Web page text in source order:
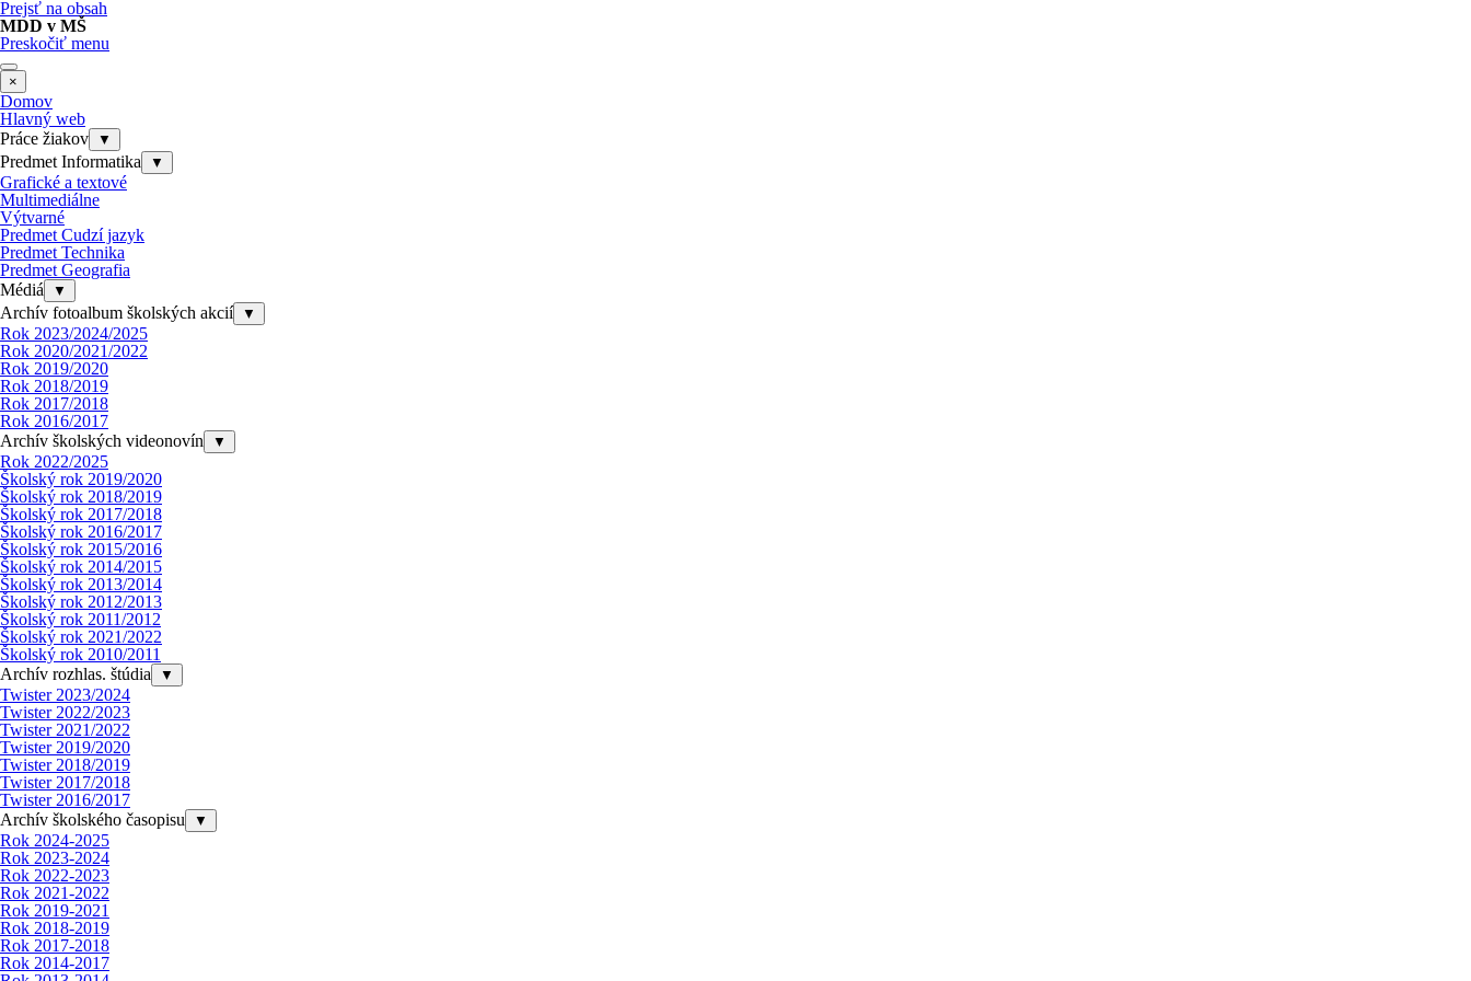
Prejsť na obsah
MDD v MŠ
Preskočiť menu
×
Domov
Hlavný web
Práce žiakov
▼
Predmet Informatika ▼
Grafické a textové
Multimediálne
Výtvarné
Predmet Cudzí jazyk
Predmet Technika
Predmet Geografia
Médiá
▼
Archív fotoalbum školských akcií ▼
Rok 2023/2024/2025
Rok 2020/2021/2022
Rok 2019/2020
Rok 2018/2019
Rok 2017/2018
Rok 2016/2017
Archív školských videonovín
▼
Rok 2022/2025
Školský rok 2019/2020
Školský rok 2018/2019
Školský rok 2017/2018
Školský rok 2016/2017
Školský rok 2015/2016
Školský rok 2014/2015
Školský rok 2013/2014
Školský rok 2012/2013
Školský rok 2011/2012
Školský rok 2021/2022
Školský rok 2010/2011
Archív rozhlas. štúdia
▼
Twister 2023/2024
Twister 2022/2023
Twister 2021/2022
Twister 2019/2020
Twister 2018/2019
Twister 2017/2018
Twister 2016/2017
Archív školského časopisu
▼
Rok 2024-2025
Rok 2023-2024
Rok 2022-2023
Rok 2021-2022
Rok 2019-2021
Rok 2018-2019
Rok 2017-2018
Rok 2014-2017